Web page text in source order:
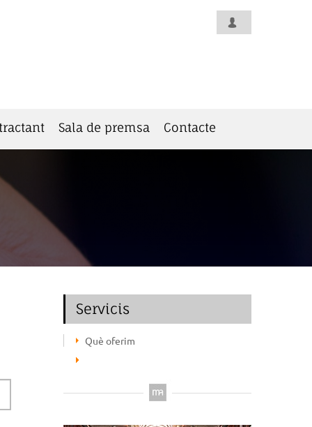
Sala de premsa Contacte
Servicis
Què oferim